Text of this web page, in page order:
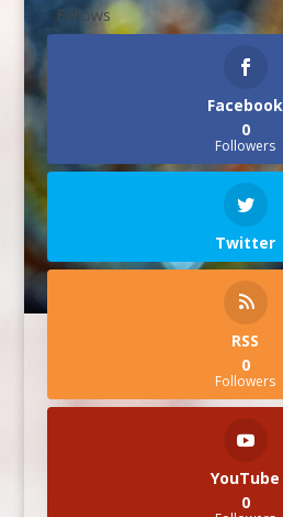
Follows
Facebook
0
Followers
Twitter
RSS
0
Followers
YouTube
0